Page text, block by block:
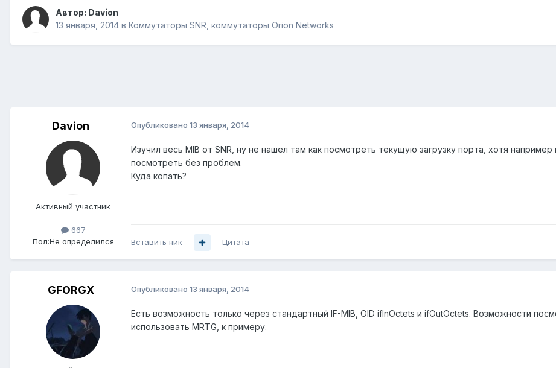
Автор: Davion
13 января, 2014 в Коммутаторы SNR, коммутаторы Orion Networks
Davion
Активный участник
667
Пол:Не определился
Опубликовано 13 января, 2014
Изучил весь MIB от SNR, ну не нашел там как посмотреть текущую загрузку порта, хотя
посмотреть без проблем.
Куда копать?
Вставить ник Цитата
GFORGX Опубликовано 13 января, 2014
Есть возможность только через стандартный IF-MIB, OID ifInOctets и ifOutOctets. Возможности
использовать MRTG, к примеру.